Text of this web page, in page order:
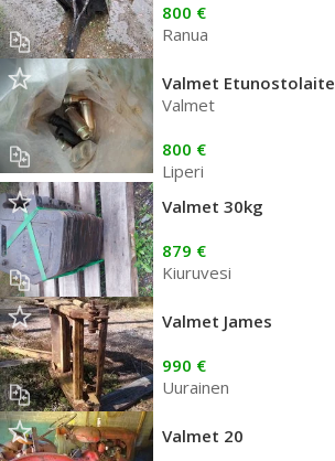
800 €
Ranua
Valmet Etunostolaite
Valmet
800 €
Liperi
Valmet 30kg
879 €
Kiuruvesi
Valmet James
990 €
Uurainen
Valmet 20